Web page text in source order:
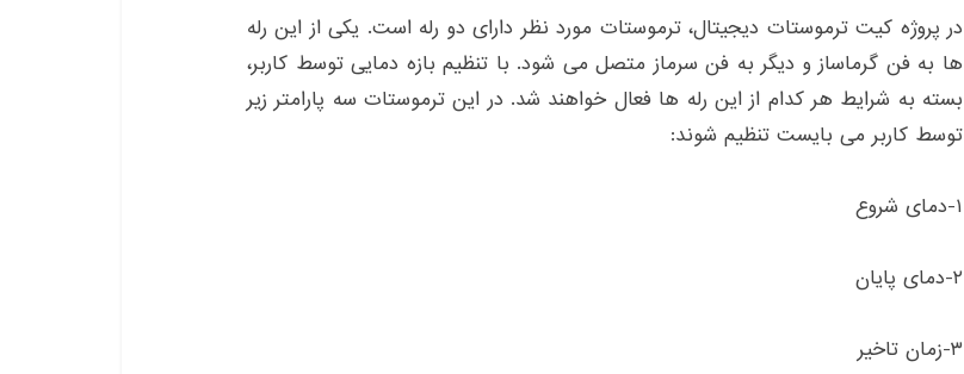
در پروژه کیت ترموستات دیجیتال، ترموستات مورد نظر دارای دو رله است. یکی از این رله
ها به فن گرماساز و دیگر به فن سرماز متصل می شود. با تنظیم بازه دمایی توسط کاربر،
بسته به شرایط هر کدام از این رله ها فعال خواهند شد. در این ترموستات سه پارامتر زیر
توسط کاربر می بایست تنظیم شوند:
۱-دمای شروع
۲-دمای پایان
۳-زمان تاخیر